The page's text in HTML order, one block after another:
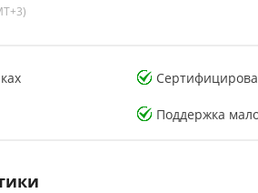
Лаборатория тестирования
электронных компонентов
Поддержка